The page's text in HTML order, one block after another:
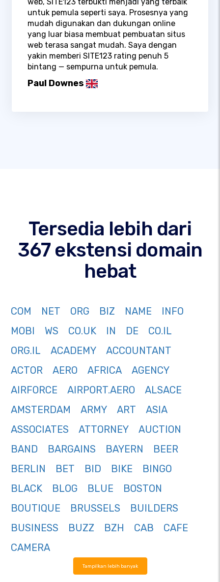
untuk pemula seperti saya. Prosesnya yang
mudah digunakan dan dukungan online
yang luar biasa membuat pembuatan situs
web terasa sangat mudah. Saya dengan
yakin memberi SITE123 rating penuh 5
bintang — sempurna untuk pemula.
Paul Downes
Tersedia lebih dari
367 ekstensi domain
hebat
COM NET ORG BIZ NAME
INFO
MOBI
WS CO.UK IN DE
CO.IL
ORG.IL
ACADEMY
ACCOUNTANT
ACTOR
AERO AFRICA
AGENCY
AIRFORCE
AIRPORT.AERO
ALSACE
AMSTERDAM
ARMY ART
ASIA
ASSOCIATES
ATTORNEY
AUCTION
BAND
BARGAINS BAYERN
BEER
BERLIN
BET BID BIKE
BINGO
BLACK
BLOG BLUE
BOSTON
BOUTIQUE
BRUSSELS
BUILDERS
BUSINESS
BUZZ BZH CAB
CAFE
CAMERA
Tampilkan lebih banyak